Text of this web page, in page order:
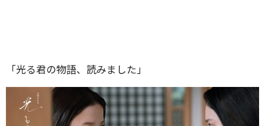
「光る君の物語、読みました」